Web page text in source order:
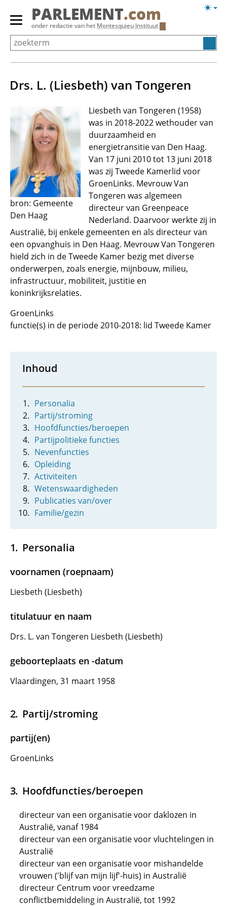
Overslaan
Primair
menu
tonen/verbergen
PARLEMENT.com
onder redactie van het Montesquieu Instituut
Drs. L. (Liesbeth) van Tongeren
bron: Gemeente
Den Haag
Liesbeth van Tongeren (1958)
was in 2018-2022 wethouder van
duurzaamheid en
energietransitie van Den Haag.
Van 17 juni 2010 tot 13 juni 2018
was zij Tweede Kamerlid voor
GroenLinks. Mevrouw Van
Tongeren was algemeen
directeur van Greenpeace
Nederland. Daarvoor werkte zij in
Australië, bij enkele gemeenten en als directeur van
een opvanghuis in Den Haag. Mevrouw Van Tongeren
hield zich in de Tweede Kamer bezig met diverse
onderwerpen, zoals energie, mijnbouw, milieu,
infrastructuur, mobiliteit, justitie en
koninkrijksrelaties.
GroenLinks
functie(s) in de periode 2010-2018: lid Tweede Kamer
Inhoud
Personalia
Partij/stroming
Hoofdfuncties/beroepen
Partijpolitieke functies
Nevenfuncties
Opleiding
Activiteiten
Wetenswaardigheden
Publicaties van/over
Familie/gezin
Personalia
voornamen (roepnaam)
Liesbeth (Liesbeth)
titulatuur en naam
Drs. L. van Tongeren Liesbeth (Liesbeth)
geboorteplaats en -datum
Vlaardingen, 31 maart 1958
Partij/stroming
partij(en)
GroenLinks
Hoofdfuncties/beroepen
directeur van een organisatie voor daklozen in
Australië, vanaf 1984
directeur van een organisatie voor vluchtelingen in
Australië
directeur van een organisatie voor mishandelde
vrouwen ('blijf van mijn lijf'-huis) in Australië
directeur Centrum voor vreedzame
conflictbemiddeling in Australië, tot 1992